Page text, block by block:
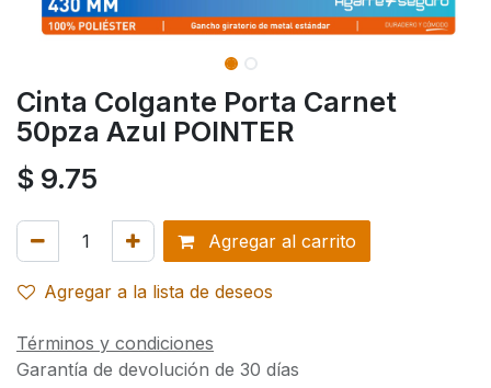
Cinta Colgante Porta Carnet
50pza Azul POINTER
$ 9.75
Agregar al carrito
Agregar a la lista de deseos
Términos y condiciones
Garantía de devolución de 30 días